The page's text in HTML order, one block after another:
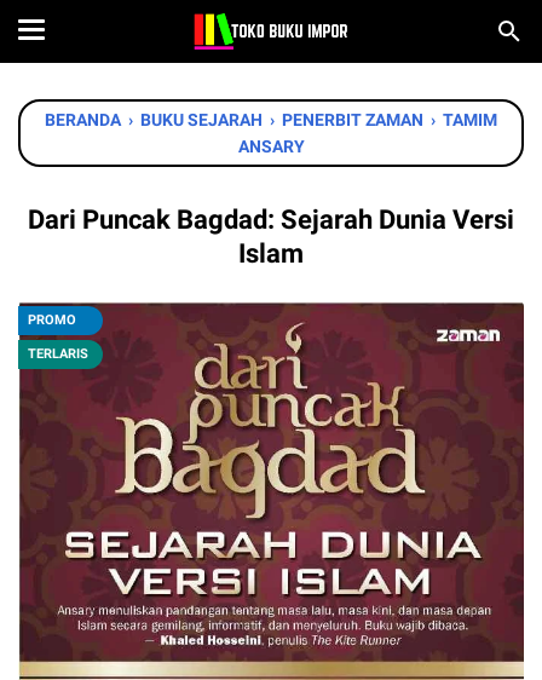
BERANDA › BUKU SEJARAH › PENERBIT ZAMAN › TAMIM
ANSARY
Dari Puncak Bagdad: Sejarah Dunia Versi
Islam
PROMO
TERLARIS